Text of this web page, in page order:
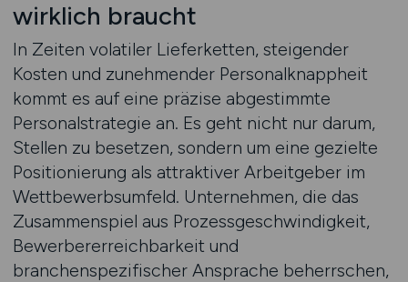
wirklich braucht
In Zeiten volatiler Lieferketten, steigender
Kosten und zunehmender Personalknappheit
kommt es auf eine präzise abgestimmte
Personalstrategie an. Es geht nicht nur darum,
Stellen zu besetzen, sondern um eine gezielte
Positionierung als attraktiver Arbeitgeber im
Wettbewerbsumfeld. Unternehmen, die das
Zusammenspiel aus Prozessgeschwindigkeit,
Bewerbererreichbarkeit und
branchenspezifischer Ansprache beherrschen,